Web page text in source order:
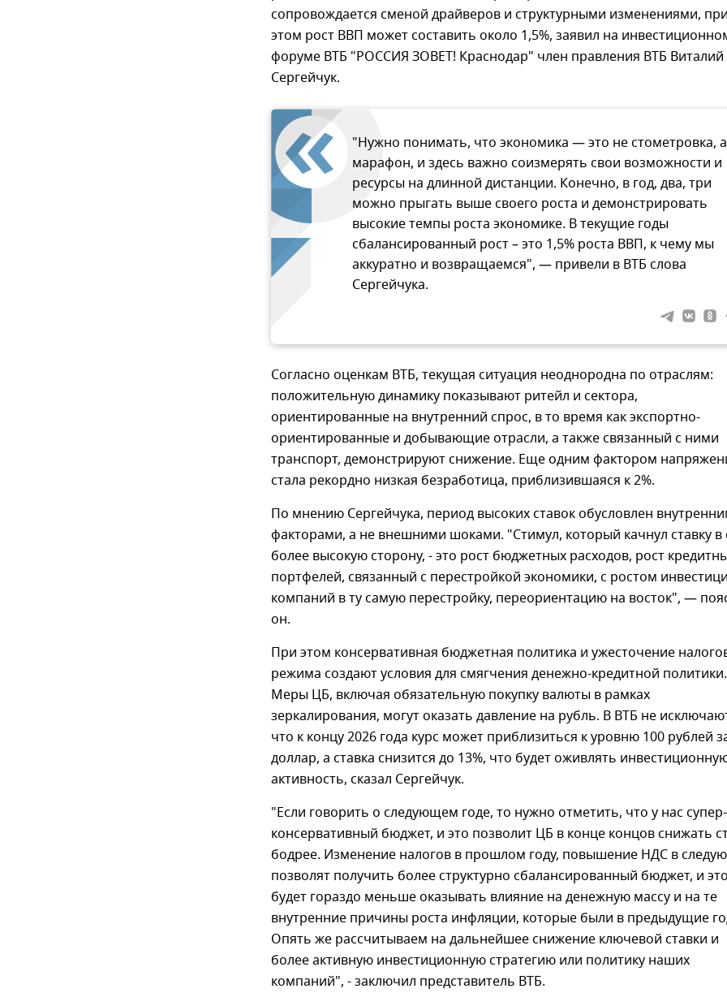
сопровождается сменой драйверов и структурными изменениями,
этом рост ВВП может составить около 1,5%, заявил на
форуме ВТБ "РОССИЯ ЗОВЕТ! Краснодар" член правления ВТБ Виталий
Сергейчук.
"Нужно понимать, что экономика — это не стометровка, а
марафон, и здесь важно соизмерять свои возможности и
ресурсы на длинной дистанции. Конечно, в год, два, три
можно прыгать выше своего роста и демонстрировать
высокие темпы роста экономике. В текущие годы
сбалансированный рост – это 1,5% роста ВВП, к чему мы
аккуратно и возвращаемся", — привели в ВТБ слова
Сергейчука.
Согласно оценкам ВТБ, текущая ситуация неоднородна по отраслям:
положительную динамику показывают ритейл и сектора,
ориентированные на внутренний спрос, в то время как экспортно-
ориентированные и добывающие отрасли, а также связанный с ними
транспорт, демонстрируют снижение. Еще одним фактором
стала рекордно низкая безработица, приблизившаяся к 2%.
По мнению Сергейчука, период высоких ставок обусловлен
факторами, а не внешними шоками. "Стимул, который качнул ставку
более высокую сторону, - это рост бюджетных расходов, рост
портфелей, связанный с перестройкой экономики, с ростом
компаний в ту самую перестройку, переориентацию на восток", —
он.
При этом консервативная бюджетная политика и ужесточение
режима создают условия для смягчения денежно-кредитной политики.
Меры ЦБ, включая обязательную покупку валюты в рамках
зеркалирования, могут оказать давление на рубль. В ВТБ не
что к концу 2026 года курс может приблизиться к уровню 100 рублей
доллар, а ставка снизится до 13%, что будет оживлять
активность, сказал Сергейчук.
"Если говорить о следующем годе, то нужно отметить, что у нас супер-
консервативный бюджет, и это позволит ЦБ в конце концов снижать
бодрее. Изменение налогов в прошлом году, повышение НДС в
позволят получить более структурно сбалансированный бюджет, и
будет гораздо меньше оказывать влияние на денежную массу и на те
внутренние причины роста инфляции, которые были в предыдущие
Опять же рассчитываем на дальнейшее снижение ключевой ставки и
более активную инвестиционную стратегию или политику наших
компаний", - заключил представитель ВТБ.